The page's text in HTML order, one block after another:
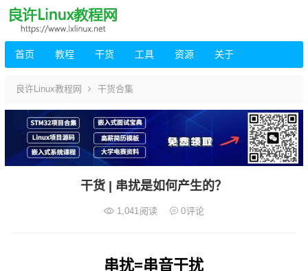
首页 教程 干货 工具 资源 关于
良许Linux教程网 干货合集
干货 | 串扰是如何产生的？
1,041 阅读 0评论
串扰=串音干扰